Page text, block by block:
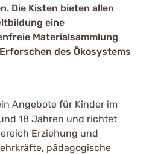
Die Kisten bieten allen
eine
Materialsammlung
des Ökosystems
Angebote für Kinder im
18 Jahren und richtet
Erziehung und
pädagogische